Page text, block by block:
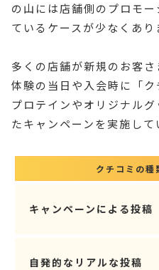
の山には店舗側のプロモ
ているケースが少なくあり
多くの店舗が新規のお客
体験の当日や入会時に「
プロテインやオリジナル
たキャンペーンを実施して
クチコミの種
キャンペーンによる投稿
自発的なリアルな投稿